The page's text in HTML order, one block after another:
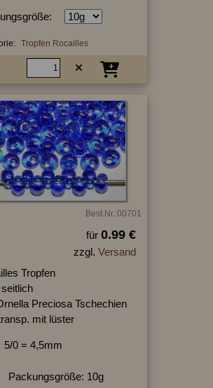
Tropfen Rocailles
Best.Nr.:00701
für 0.99 €
zzgl. Versand
Tropfen
Preciosa Tschechien
mit lüster
5/0 = 4,5mm
Packungsgröße: 10g